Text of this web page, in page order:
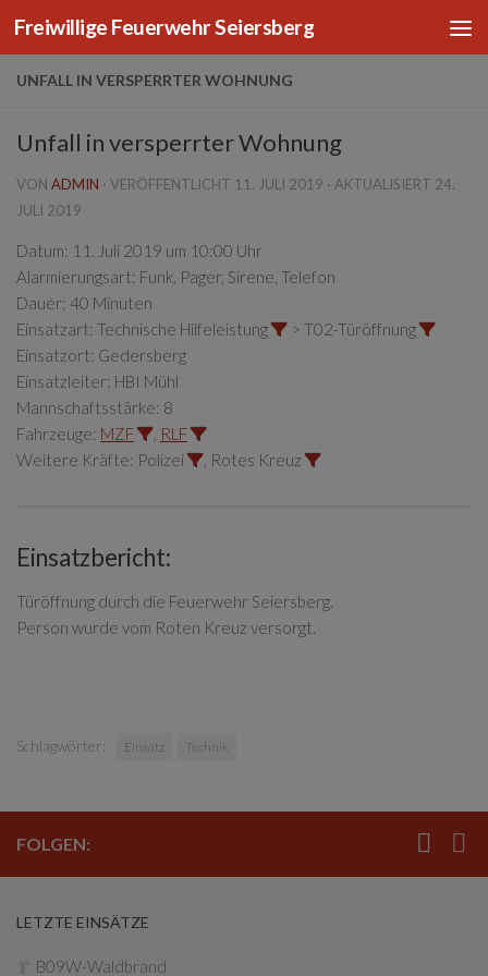
Zum Inhalt springen
Freiwillige Feuerwehr Seiersberg
UNFALL IN VERSPERRTER WOHNUNG
Unfall in versperrter Wohnung
VON ADMIN · VERÖFFENTLICHT 11. JULI 2019 · AKTUALISIERT 24.
JULI 2019
Datum: 11. Juli 2019 um 10:00 Uhr
Alarmierungsart: Funk, Pager, Sirene, Telefon
Dauer: 40 Minuten
Einsatzart: Technische Hilfeleistung
> T02-Türöffnung
Einsatzort: Gedersberg
Einsatzleiter: HBI Mühl
Mannschaftsstärke: 8
Fahrzeuge: MZF
RLF
Weitere Kräfte: Polizei , Rotes Kreuz
Einsatzbericht:
Türöffnung durch die Feuerwehr Seiersberg.
Person wurde vom Roten Kreuz versorgt.
Schlagwörter: Einsatz Technik
FOLGEN:
LETZTE EINSÄTZE
B09W-Waldbrand